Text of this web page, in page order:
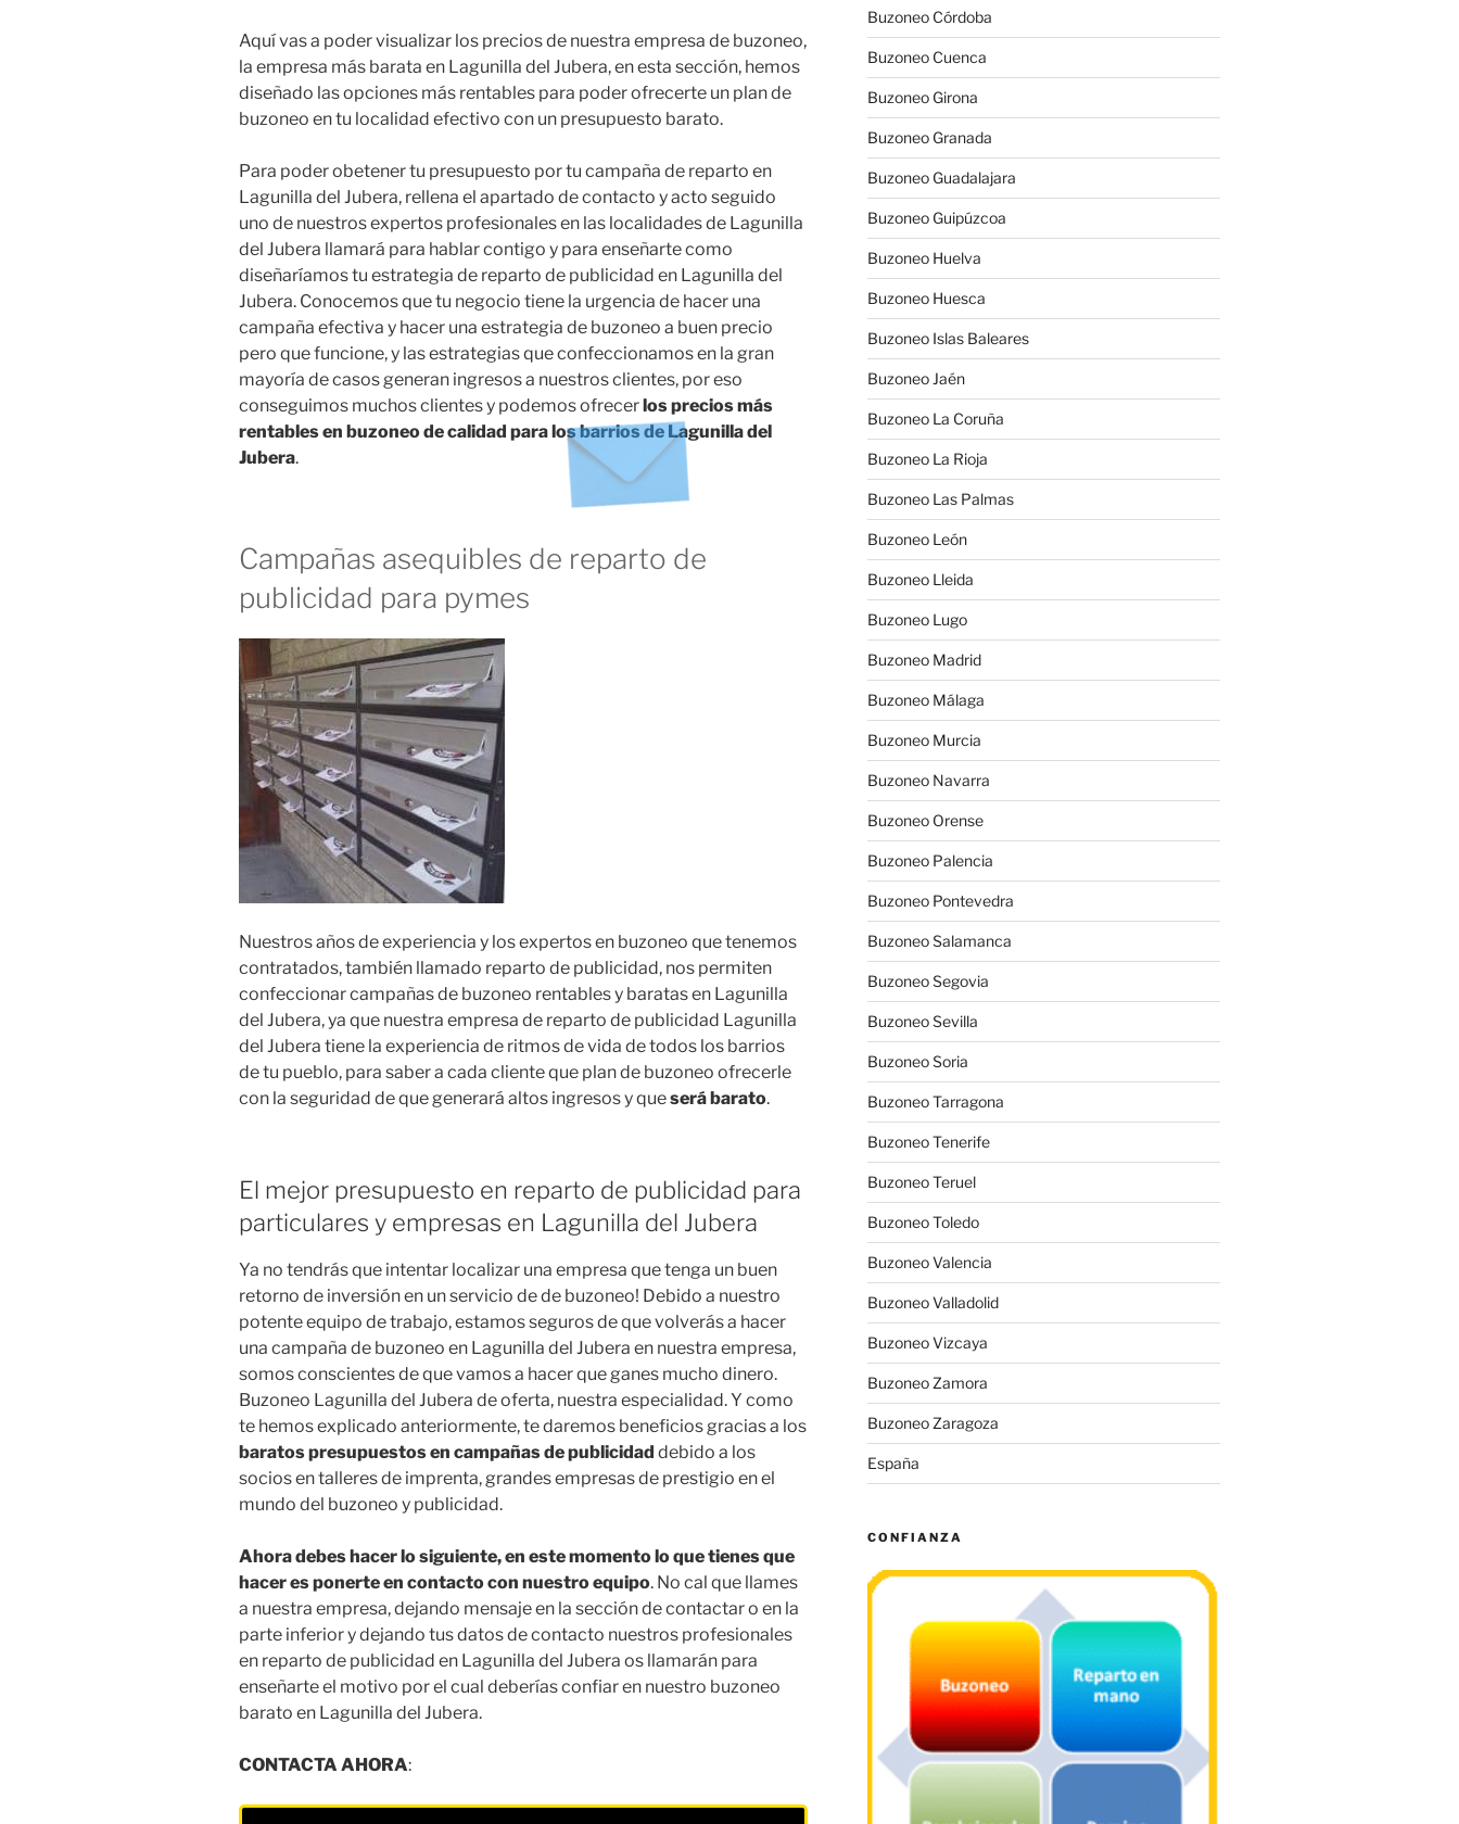
Aquí vas a poder visualizar los precios de nuestra empresa de buzoneo,
la empresa más barata en Lagunilla del Jubera, en esta sección, hemos
diseñado las opciones más rentables para poder ofrecerte un plan de
buzoneo en tu localidad efectivo con un presupuesto barato.
Para poder obetener tu presupuesto por tu campaña de reparto en
Lagunilla del Jubera, rellena el apartado de contacto y acto seguido
uno de nuestros expertos profesionales en las localidades de Lagunilla
del Jubera llamará para hablar contigo y para enseñarte como
diseñaríamos tu estrategia de reparto de publicidad en Lagunilla del
Jubera. Conocemos que tu negocio tiene la urgencia de hacer una
campaña efectiva y hacer una estrategia de buzoneo a buen precio
pero que funcione, y las estrategias que confeccionamos en la gran
mayoría de casos generan ingresos a nuestros clientes, por eso
conseguimos muchos clientes y podemos ofrecerlos precios más
rentables en buzoneo de calidad para los barrios de Lagunilla del
Jubera.
Campañas asequibles de reparto de
publicidad para pymes
Nuestros años de experiencia y los expertos en buzoneo que tenemos
contratados, también llamado reparto de publicidad, nos permiten
confeccionar campañas de buzoneo rentables y baratas en Lagunilla
del Jubera, ya que nuestra empresa de reparto de publicidad Lagunilla
del Jubera tiene la experiencia de ritmos de vida de todos los barrios
de tu pueblo, para saber a cada cliente que plan de buzoneo ofrecerle
con la seguridad de que generará altos ingresos y queserá barato.
El mejor presupuesto en reparto de publicidad para
particulares y empresas en Lagunilla del Jubera
Ya no tendrás que intentar localizar una empresa que tenga un buen
retorno de inversión en un servicio de de buzoneo! Debido a nuestro
potente equipo de trabajo, estamos seguros de que volverás a hacer
una campaña de buzoneo en Lagunilla del Jubera en nuestra empresa,
somos conscientes de que vamos a hacer que ganes mucho dinero.
Buzoneo Lagunilla del Jubera de oferta, nuestra especialidad. Y como
te hemos explicado anteriormente, te daremos beneficios gracias a los
baratos presupuestos en campañas de publicidad debido a los
socios en talleres de imprenta, grandes empresas de prestigio en el
mundo del buzoneo y publicidad.
Ahora debes hacer lo siguiente, en este momento lo que tienes que
hacer es ponerte en contacto con nuestro equipo. No cal que llames
a nuestra empresa, dejando mensaje en la sección de contactar o en la
parte inferior y dejando tus datos de contacto nuestros profesionales
en reparto de publicidad en Lagunilla del Jubera os llamarán para
enseñarte el motivo por el cual deberías confiar en nuestro buzoneo
barato en Lagunilla del Jubera.
CONTACTA AHORA:
Buzoneo Córdoba
Buzoneo Cuenca
Buzoneo Girona
Buzoneo Granada
Buzoneo Guadalajara
Buzoneo Guipúzcoa
Buzoneo Huelva
Buzoneo Huesca
Buzoneo Islas Baleares
Buzoneo Jaén
Buzoneo La Coruña
Buzoneo La Rioja
Buzoneo Las Palmas
Buzoneo León
Buzoneo Lleida
Buzoneo Lugo
Buzoneo Madrid
Buzoneo Málaga
Buzoneo Murcia
Buzoneo Navarra
Buzoneo Orense
Buzoneo Palencia
Buzoneo Pontevedra
Buzoneo Salamanca
Buzoneo Segovia
Buzoneo Sevilla
Buzoneo Soria
Buzoneo Tarragona
Buzoneo Tenerife
Buzoneo Teruel
Buzoneo Toledo
Buzoneo Valencia
Buzoneo Valladolid
Buzoneo Vizcaya
Buzoneo Zamora
Buzoneo Zaragoza
España
CONFIANZA